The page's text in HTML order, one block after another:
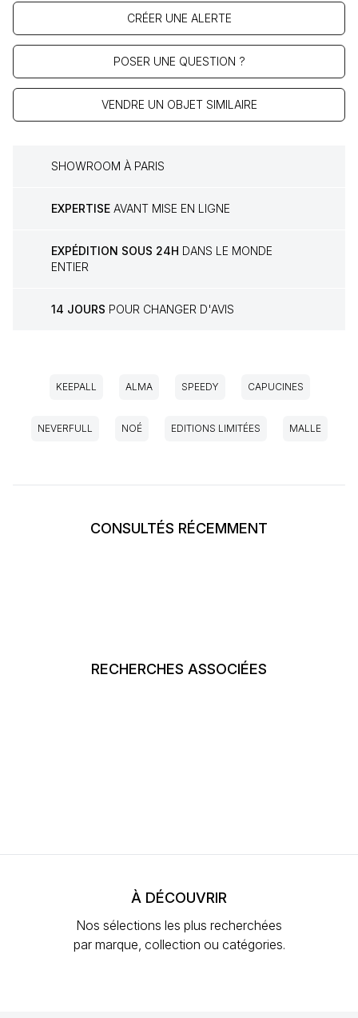
CRÉER UNE ALERTE
POSER UNE QUESTION ?
VENDRE UN OBJET SIMILAIRE
SHOWROOM À PARIS
EXPERTISE AVANT MISE EN LIGNE
EXPÉDITION SOUS 24H DANS LE MONDE
ENTIER
14 JOURS POUR CHANGER D'AVIS
KEEPALL ALMA SPEEDY CAPUCINES
NEVERFULL NOÉ EDITIONS LIMITÉES MALLE
CONSULTÉS RÉCEMMENT
RECHERCHES ASSOCIÉES
À DÉCOUVRIR
Nos sélections les plus recherchées
par marque, collection ou catégories.